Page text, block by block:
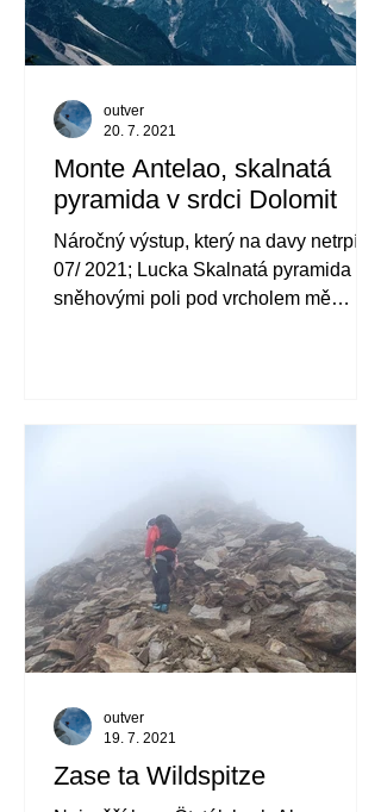
Monte Antelao, skalnatá
pyramida v srdci Dolomit
Náročný výstup, který na davy netrpí.
07/ 2021; Lucka Skalnatá pyramida se
sněhovými poli pod vrcholem mě
outver
20. 7. 2021
Zase ta Wildspitze
outver
19. 7. 2021